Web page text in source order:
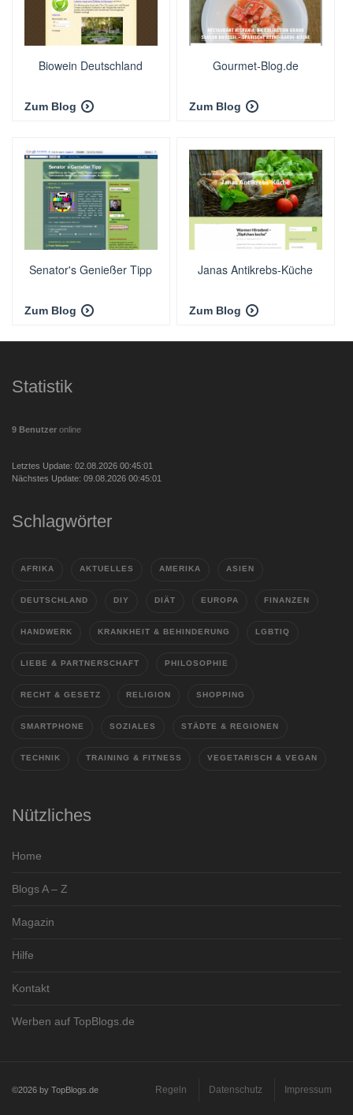
Biowein Deutschland
Zum Blog
Gourmet-Blog.de
Zum Blog
Senator's Genießer Tipp
Zum Blog
Janas Antikrebs-Küche
Zum Blog
Statistik
9 Benutzer online
Letztes Update: 02.08.2026 00:45:01
Nächstes Update: 09.08.2026 00:45:01
Schlagwörter
AFRIKA AKTUELLES AMERIKA ASIEN
DEUTSCHLAND DIY DIÄT EUROPA FINANZEN
HANDWERK KRANKHEIT & BEHINDERUNG LGBTIQ
LIEBE & PARTNERSCHAFT PHILOSOPHIE
RECHT & GESETZ RELIGION SHOPPING
SMARTPHONE SOZIALES STÄDTE & REGIONEN
TECHNIK TRAINING & FITNESS VEGETARISCH & VEGAN
Nützliches
Home
Blogs A – Z
Magazin
Hilfe
Kontakt
Werben auf TopBlogs.de
©2026 by TopBlogs.de Regeln Datenschutz Impressum